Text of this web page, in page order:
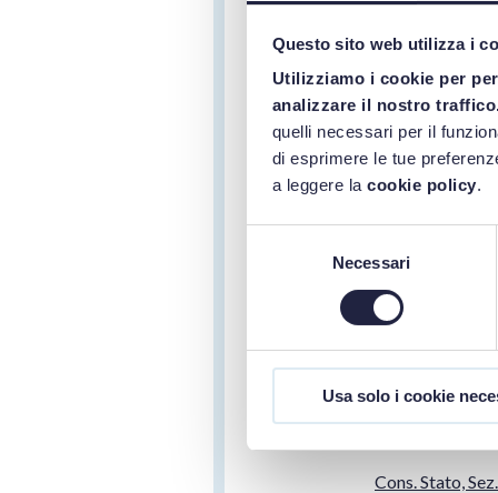
Questo sito web utilizza i
Utilizziamo i cookie per
analizzare il nostro
quelli necessari per il
di esprimere le tue
a leggere la cookie policy.
Necessari
Usa solo i cookie
stato rimette
plenaria le
rito super-
art. 36 d.lgs.
ELEONORA
obblighi di pubblicazione e
decisione implicita sull'istanza
Consiglio di Stato rimette le
Cons. Stato,